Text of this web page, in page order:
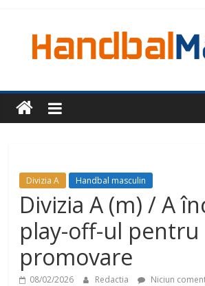
Divizia A Handbal masculin
Divizia A (m) / A
play-off-ul pentru
promovare
08/02/2026 Redactia Niciun